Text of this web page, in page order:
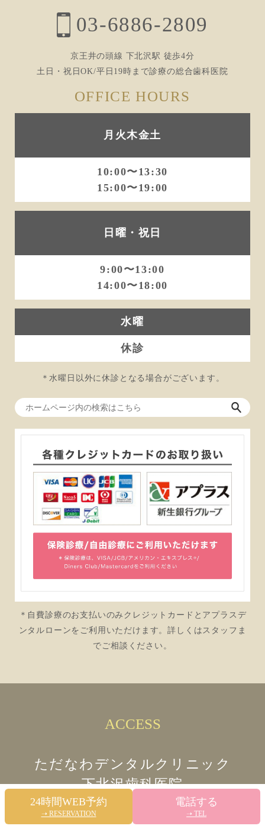
03-6886-2809
京王井の頭線 下北沢駅 徒歩4分
土日・祝日OK/平日19時まで診療の総合歯科医院
OFFICE HOURS
月火木金土
10:00〜13:30
15:00〜19:00
日曜・祝日
9:00〜13:00
14:00〜18:00
水曜
休診
＊水曜日以外に休診となる場合がございます。
＊自費診療のお支払いのみクレジットカードとアプラスデ
ンタルローンをご利用いただけます。詳しくはスタッフま
でご相談ください。
ACCESS
ただなわデンタルクリニック
下北沢歯科医院
東京都世田谷区北沢3-34-5 橋本ビル1階
24時間WEB予約
➝ RESERVATION
電話する
➝ TEL